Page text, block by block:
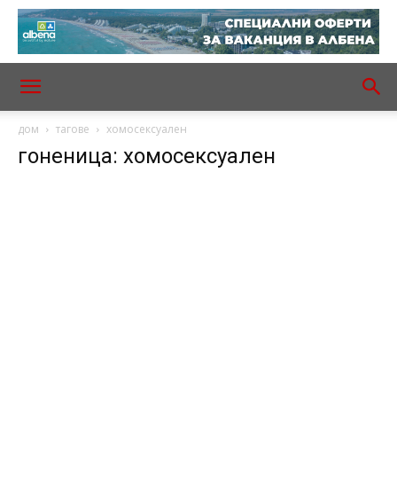
дом тагове хомосексуален
гоненица: хомосексуален